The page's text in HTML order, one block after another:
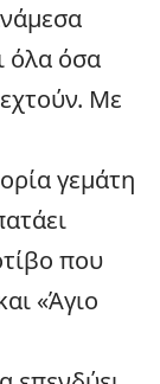
όλα όσα
Με
γεμάτη
που
«Άγιο